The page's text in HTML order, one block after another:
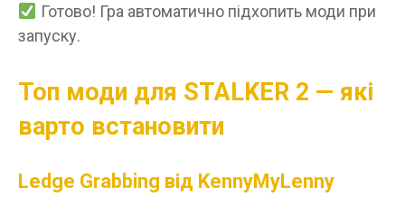
Готово! Гра автоматично підхопить моди при
запуску.
Топ моди для STALKER 2 — які
варто встановити
Ledge Grabbing від KennyMyLenny